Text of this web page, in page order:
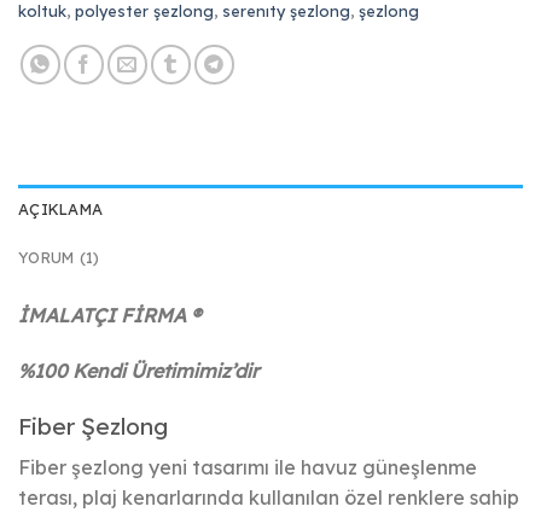
koltuk, polyester şezlong, serenıty şezlong, şezlong
AÇIKLAMA
YORUM (1)
İMALATÇI FİRMA ®
%100 Kendi Üretimimiz’dir
Fiber Şezlong
Fiber şezlong yeni tasarımı ile havuz güneşlenme
terası, plaj kenarlarında kullanılan özel renklere sahip